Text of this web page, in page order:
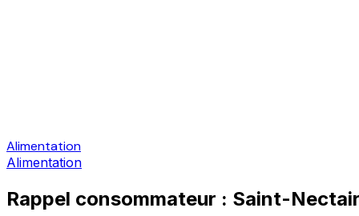
Alimentation
Alimentation
Rappel consommateur : Saint-